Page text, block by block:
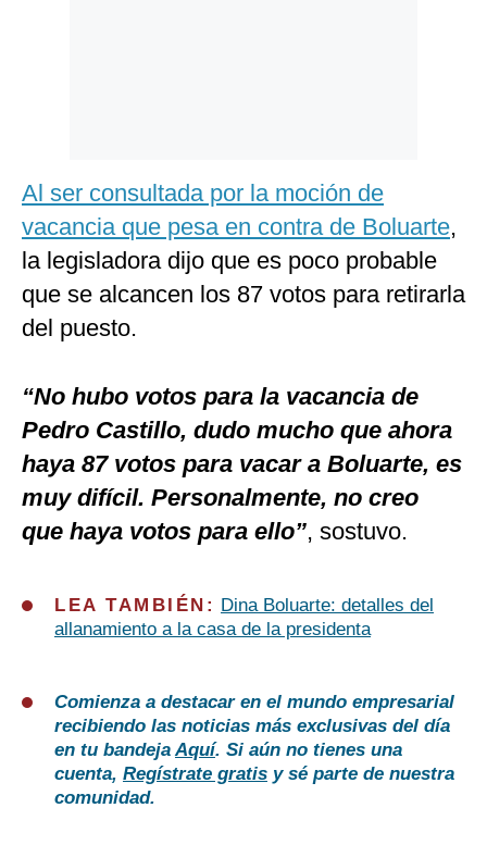
Al ser consultada por la moción de
vacancia que pesa en contra de Boluarte,
la legisladora dijo que es poco probable
que se alcancen los 87 votos para retirarla
del puesto.
“No hubo votos para la vacancia de
Pedro Castillo, dudo mucho que ahora
haya 87 votos para vacar a Boluarte, es
muy difícil. Personalmente, no creo
que haya votos para ello”, sostuvo.
LEA TAMBIÉN:
Dina Boluarte: detalles del
allanamiento a la casa de la presidenta
Comienza a destacar en el mundo empresarial
recibiendo las noticias más exclusivas del día
en tu bandejaAquí. Si aún no tienes una
cuenta, Regístrate gratis y sé parte de nuestra
comunidad.